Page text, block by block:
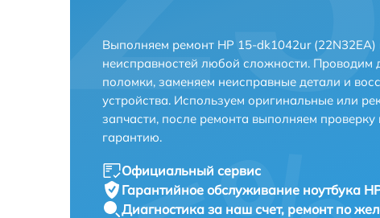
Выполняем ремонт HP 15-dk1042ur (22N32EA)
неисправностей любой сложности. Проводим
поломки, заменяем неисправные детали и
устройства. Используем оригинальные или
запчасти, после ремонта выполняем
гарантию.
Официальный сервис
Гарантийное обслуживание ноутбука
Диагностика за наш счет, ремонт по